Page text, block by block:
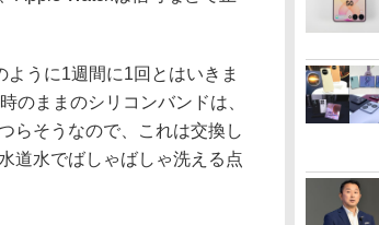
うに1週間に1回とはいきま
のままのシリコンバンドは、
らそうなので、これは交換し
道水でばしゃばしゃ洗える点